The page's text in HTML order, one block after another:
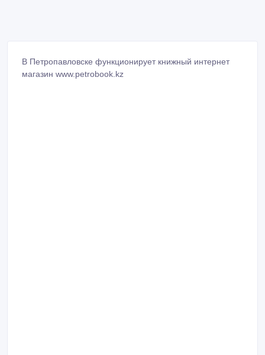
В Петропавловске функционирует книжный интернет
магазин www.petrobook.kz